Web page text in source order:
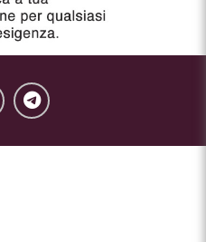
Telegram